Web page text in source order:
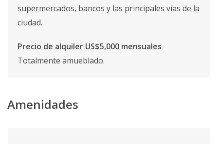
supermercados, bancos y las principales vías de la
ciudad.
Precio de alquiler US$5,000 mensuales
Totalmente amueblado.
Amenidades